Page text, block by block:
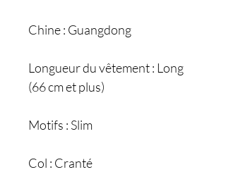
Chine : Guangdong
Longueur du vêtement : Long
(66 cm et plus)
Motifs : Slim
Col : Cranté